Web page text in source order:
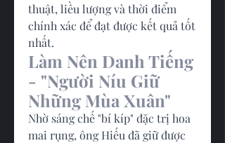
thuật, liều lượng và thời điểm
chính xác để đạt được kết quả tốt
nhất.
Làm Nên Danh Tiếng
- "Người Níu Giữ
Những Mùa Xuân"
Nhờ sáng chế "bí kíp" đặc trị hoa
mai rụng, ông Hiếu đã giữ được